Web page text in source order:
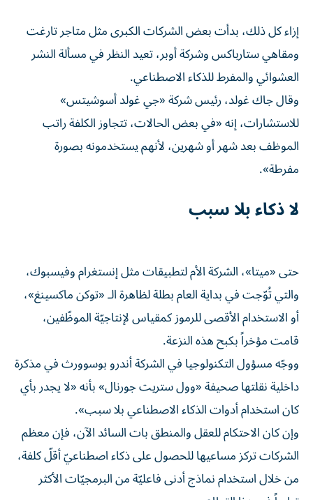
إزاء كل ذلك، بدأت بعض الشركات الكبرى مثل متاجر تارغت
ومقاهي ستارباكس وشركة أوبر، تعيد النظر في مسألة النشر
العشوائي والمفرط للذكاء الاصطناعي.
وقال جاك غولد، رئيس شركة «جي غولد أسوشيتس»
للاستشارات، إنه «في بعض الحالات، تتجاوز الكلفة راتب
الموظف بعد شهر أو شهرين، لأنهم يستخدمونه بصورة
مفرطة».
لا ذكاء بلا سبب
حتى «ميتا»، الشركة الأم لتطبيقات مثل إنستغرام وفيسبوك،
والتي تُوّجت في بداية العام بطلة لظاهرة الـ «توكن ماكسينغ»،
أو الاستخدام الأقصى للرموز كمقياس لإنتاجيّة الموظّفين،
قامت مؤخراً بكبح هذه النزعة.
ووجّه مسؤول التكنولوجيا في الشركة أندرو بوسوورث في مذكرة
داخلية نقلتها صحيفة «وول ستريت جورنال» بأنه «لا يجدر بأي
كان استخدام أدوات الذكاء الاصطناعي بلا سبب».
وإن كان الاحتكام للعقل والمنطق بات السائد الآن، فإن معظم
الشركات تركز مساعيها للحصول على ذكاء اصطناعيّ أقلّ كلفة،
من خلال استخدام نماذج أدنى فاعليّة من البرمجيّات الأكثر